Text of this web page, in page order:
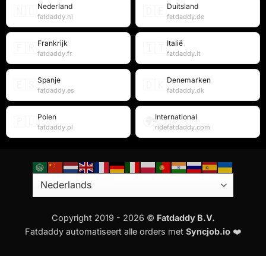
Nederland
fatdaddy.nl
Duitsland
fatdaddy.de
Frankrijk
fatdaddy.fr
Italië
fatdaddy.it
Spanje
fatdaddy.es
Denemarken
fatdaddy.dk
Polen
fatdaddy.pl
International
ridefatdaddy.com
Copyright 2019 - 2026 © Fatdaddy B.V.
Fatdaddy automatiseert alle orders met Syncjob.io ❤️